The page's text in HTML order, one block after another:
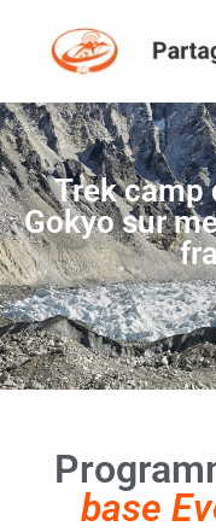
Trek camp
Gokyo sur
base